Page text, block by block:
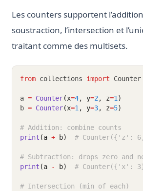
Les counters supportent
soustraction, l’intersection et
traitant comme des multisets.
from collections import Counter
a = Counter(x=4, y=2 , z=1 )
b = Counter(x=1 , y=3, z=5)
# Addition: combine counts
print (a + b) # Counter({'z':
# Subtraction: drops zero and
print (a - b) # Counter({'x':
# Intersection (min of each)